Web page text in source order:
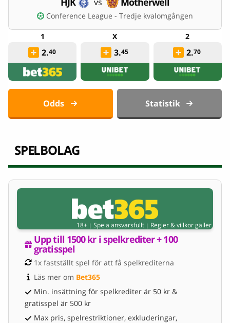
Conference League - Tredje kvalomgången
2.40 3.45 2.70
Odds Statistik
SPELBOLAG
18+ | Spela ansvarsfullt | Regler & villkor gäller
Upp till 1500 kr i spelkrediter + 100
gratisspel
1x fastställt spel för att få spelkrediterna
Läs mer om Bet365
Min. insättning för spelkrediter är 50 kr &
gratisspel är 500 kr
Max pris, spelrestriktioner, exkluderingar,